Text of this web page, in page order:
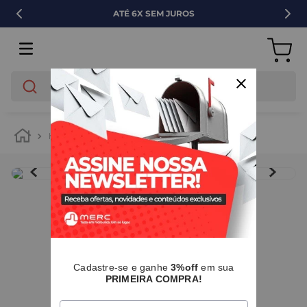
VENDA PARA EMPRESAS
O que você está buscando?
hidráulica tubos e conexões pvc
IMAGENS MERAMENTE ILUSTRATIVAS
Cadastre-se e ganhe3%off em sua
PRIMEIRA COMPRA!